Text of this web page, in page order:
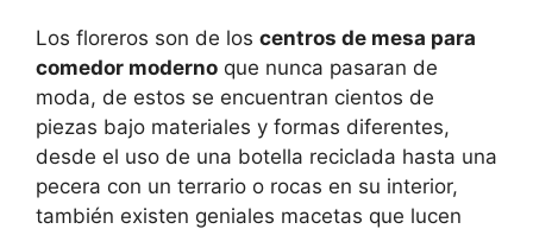
Los floreros son de los centros de mesa para
comedor moderno que nunca pasaran de
moda, de estos se encuentran cientos de
piezas bajo materiales y formas diferentes,
desde el uso de una botella reciclada hasta una
pecera con un terrario o rocas en su interior,
también existen geniales macetas que lucen